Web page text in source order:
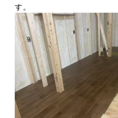
す。